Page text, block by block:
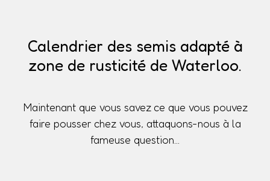
Calendrier des semis adapté à
zone de rusticité de Waterloo.
Maintenant que vous savez ce que vous pouvez
faire pousser chez vous, attaquons-nous à la
fameuse question...